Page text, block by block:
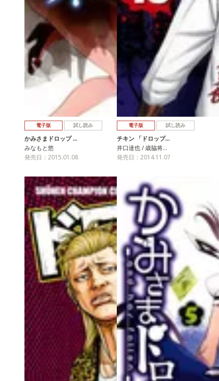
電子版 試し読み
かみさまドロップ …
みなもと悠
発売日：2015.01.08
電子版 試し読み
チキン 「ドロップ…
井口達也 / 歳脇将…
発売日：2014.11.07